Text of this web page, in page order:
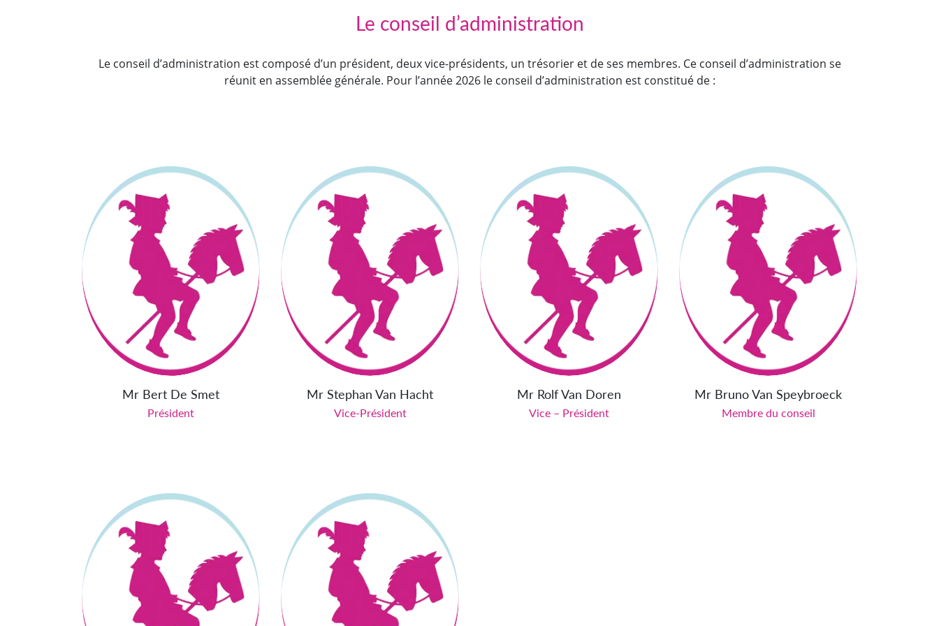
Le conseil d’administration
Le conseil d’administration est composé d’un président, deux vice-présidents, un trésorier et de ses membres. Ce conseil d’administration se
réunit en assemblée générale. Pour l’année 2026 le conseil d’administration est constitué de :
Mr Bert De Smet
Président
Mr Stephan Van Hacht
Vice-Président
Mr Rolf Van Doren
Vice – Président
Mr Bruno Van Speybroeck
Membre du conseil